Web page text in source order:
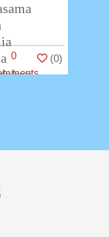
Sabtu
0
(0)